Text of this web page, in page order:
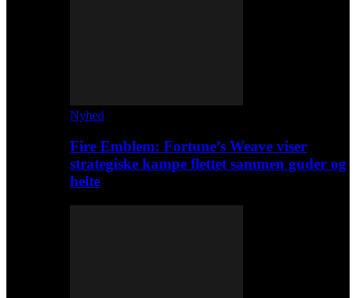
Nyhed
Fire Emblem: Fortune’s Weave viser
strategiske kampe flettet sammen guder og
helte